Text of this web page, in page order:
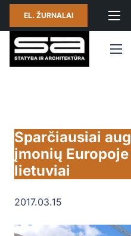
EL. ŽURNALAI
Sparčiausiai
įmonių
lietuviai
2017.03.15